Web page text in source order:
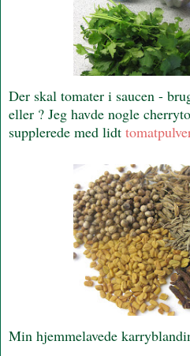
Der skal tomater i saucen -
eller ? Jeg havde nogle
supplerede med lidt
Min hjemmelavede